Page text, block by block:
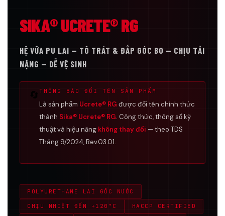
SIKA® UCRETE® RG
HỆ VỮA PU LAI — TÔ TRÁT & ĐẮP GÓC BO — CHỊU TẢI
NẶNG — DỄ VỆ SINH
🔄 THÔNG BÁO ĐỔI TÊN SẢN PHẨM
Là sản phẩm Ucrete® RG được đổi tên chính thức
thành Sika® Ucrete® RG. Công thức, thông số kỹ
thuật và hiệu năng không thay đổi — theo TDS
Tháng 9/2024, Rev.03.01.
POLYURETHANE LAI GỐC NƯỚC
CHỊU NHIỆT ĐẾN +120°C HACCP CERTIFIED